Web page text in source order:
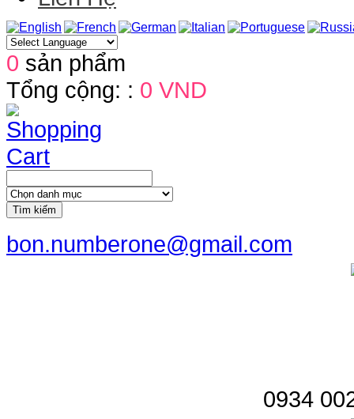
0 sản phẩm
Tổng cộng: : 0 VND
Tìm kiếm
bon.numberone@gmail.com
0934